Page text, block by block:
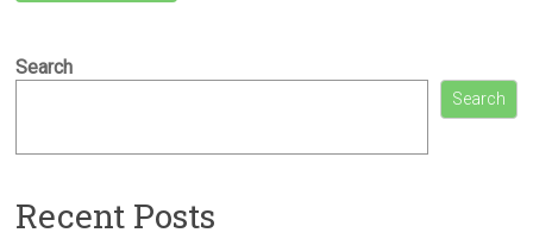
Search
Search
Recent Posts